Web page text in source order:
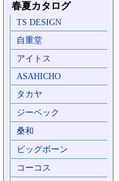
春夏カタログ
TS DESIGN
自重堂
アイトス
ASAHICHO
タカヤ
ジーベック
桑和
ビッグボーン
コーコス